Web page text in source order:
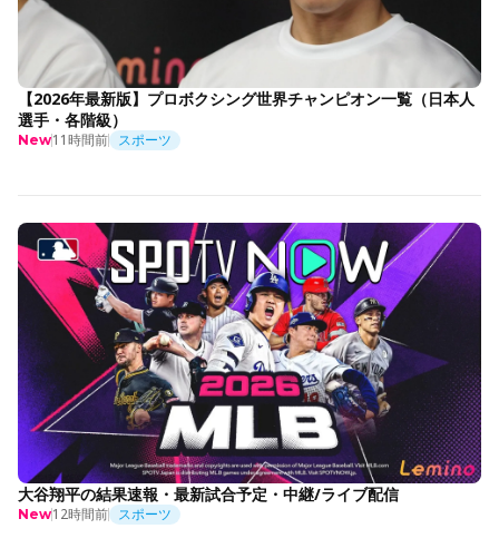
【2026年最新版】プロボクシング世界チャンピオン一覧（日本人
選手・各階級）
New11時間前 スポーツ
大谷翔平の結果速報・最新試合予定・中継/ライブ配信
New12時間前 スポーツ